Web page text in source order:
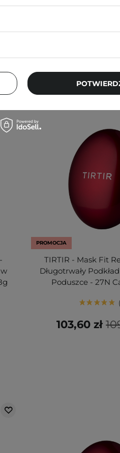
PROMOCJA
TIRTIR - Mask Fit
Długotrwały
Poduszce - 27N
103,60 zł